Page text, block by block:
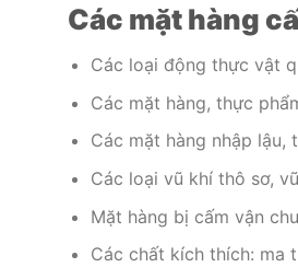
Các mặt hàng
Các loại động thực vật
Các mặt hàng, thực
Các mặt hàng nhập lậu,
Các loại vũ khí thô sơ,
Mặt hàng bị cấm vận
Các chất kích thích: ma